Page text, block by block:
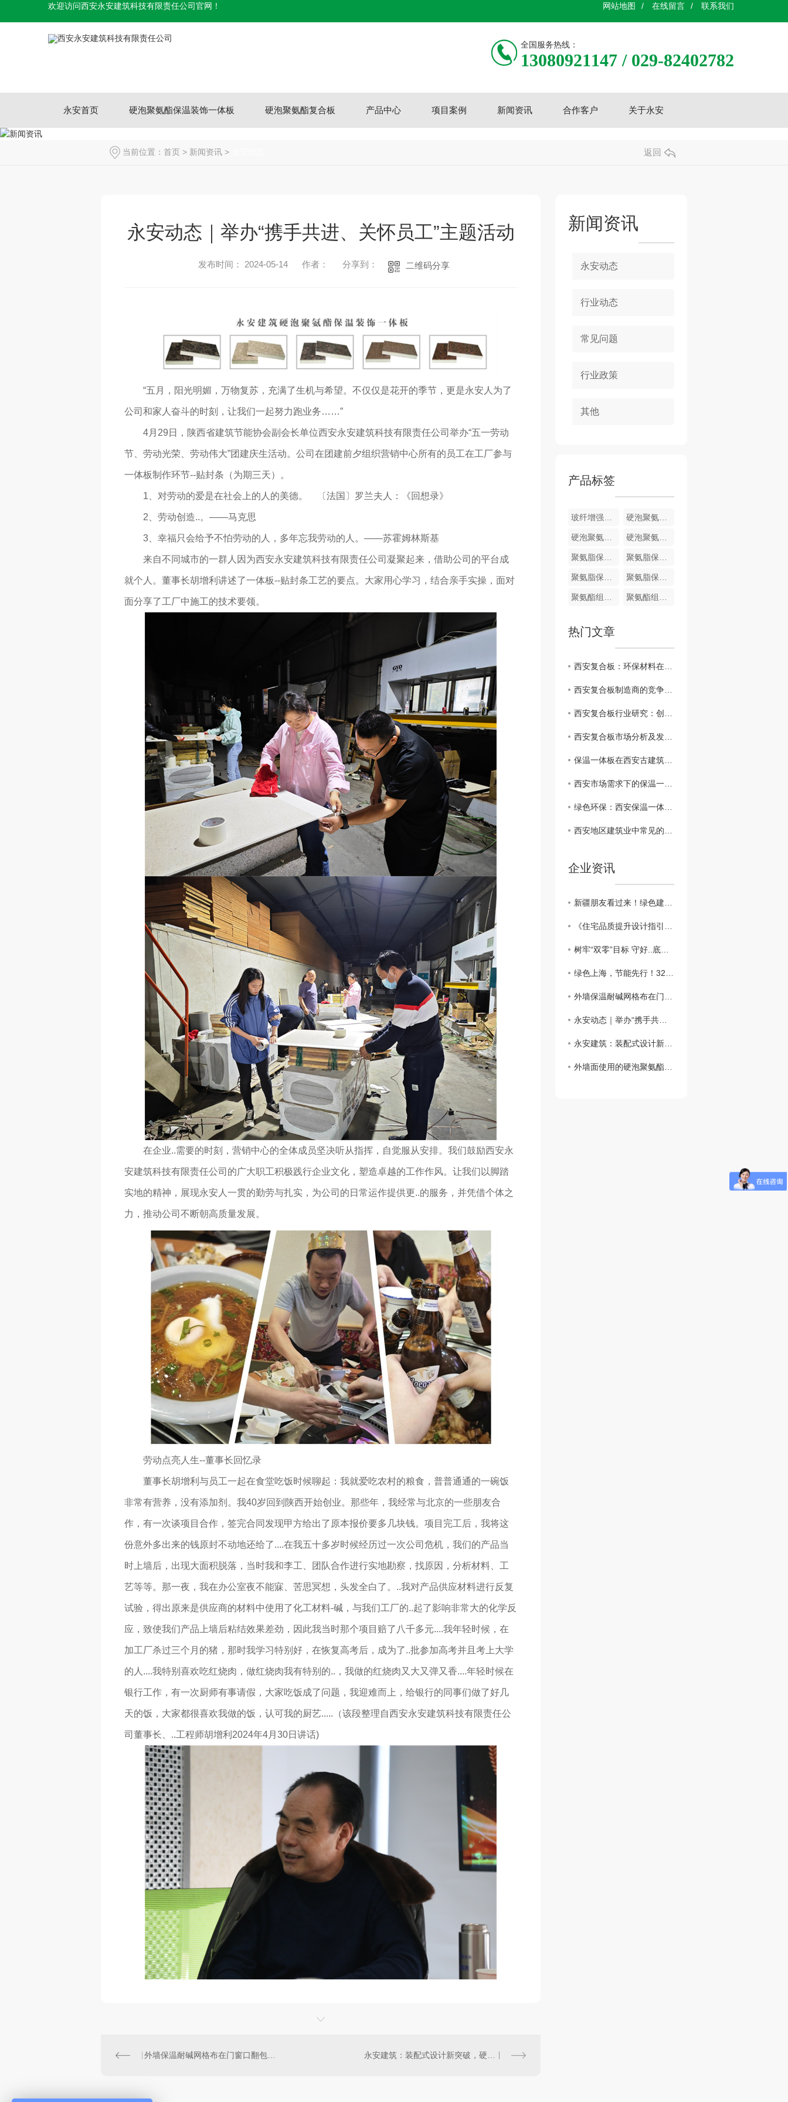
欢迎访问西安永安建筑科技有限责任公司官网！ 网站地图 / 在线留言 / 联系我们
全国服务热线：
13080921147 / 029-82402782
永安首页 硬泡聚氨酯保温装饰一体板 硬泡聚氨酯复合板 产品中心 项目案例 新闻资讯 合作客户 关于永安
当前位置： 首页 > 新闻资讯 > 返回
永安动态｜举办“携手共进、关怀员工”主题活动
发布时间： 2024-05-14 作者： 分享到： 二维码分享
“五月，阳光明媚，万物复苏，充满了生机与希望。不仅仅是花开的季节，更是永安人为了
公司和家人奋斗的时刻，让我们一起努力跑业务……”
4月29日，陕西省建筑节能协会副会长单位西安永安建筑科技有限责任公司举办“五一劳动
节、劳动光荣、劳动伟大”团建庆生活动。公司在团建前夕组织营销中心所有的员工在工厂参与
一体板制作环节--贴封条（为期三天）。
1、对劳动的爱是在社会上的人的美德。 〔法国〕罗兰夫人：《回想录》
2、劳动创造..。——马克思
3、幸福只会给予不怕劳动的人，多年忘我劳动的人。——苏霍姆林斯基
来自不同城市的一群人因为西安永安建筑科技有限责任公司凝聚起来，借助公司的平台成
就个人。董事长胡增利讲述了一体板--贴封条工艺的要点。大家用心学习，结合亲手实操，面对
面分享了工厂中施工的技术要领。
在企业..需要的时刻，营销中心的全体成员坚决听从指挥，自觉服从安排。我们鼓励西安永
安建筑科技有限责任公司的广大职工积极践行企业文化，塑造卓越的工作作风。让我们以脚踏
实地的精神，展现永安人一贯的勤劳与扎实，为公司的日常运作提供更..的服务，并凭借个体之
力，推动公司不断朝高质量发展。
劳动点亮人生--董事长回忆录
董事长胡增利与员工一起在食堂吃饭时候聊起：我就爱吃农村的粮食，普普通通的一碗饭
非常有营养，没有添加剂。我40岁回到陕西开始创业。那些年，我经常与北京的一些朋友合
作，有一次谈项目合作，签完合同发现甲方给出了原本报价要多几块钱。项目完工后，我将这
份意外多出来的钱原封不动地还给了....在我五十多岁时候经历过一次公司危机，我们的产品当
时上墙后，出现大面积脱落，当时我和李工、团队合作进行实地勘察，找原因，分析材料、工
艺等等。那一夜，我在办公室夜不能寐、苦思冥想，头发全白了。..我对产品供应材料进行反复
试验，得出原来是供应商的材料中使用了化工材料-碱，与我们工厂的..起了影响非常大的化学反
应，致使我们产品上墙后粘结效果差劲，因此我当时那个项目赔了八千多元....我年轻时候，在
加工厂杀过三个月的猪，那时我学习特别好，在恢复高考后，成为了..批参加高考并且考上大学
的人....我特别喜欢吃红烧肉，做红烧肉我有特别的..，我做的红烧肉又大又弹又香....年轻时候在
银行工作，有一次厨师有事请假，大家吃饭成了问题，我迎难而上，给银行的同事们做了好几
天的饭，大家都很喜欢我做的饭，认可我的厨艺.....（该段整理自西安永安建筑科技有限责任公
司董事长、..工程师胡增利2024年4月30日讲话)
外墙保温耐碱网格布在门窗口翻包做法？？ 永安建筑：装配式设计新突破，硬泡聚氨酯复合陶瓷薄板一体板方案，成本降低，施工效率高
新闻资讯
永安动态
行业动态
常见问题
行业政策
其他
产品标签
玻纤增强聚氨酯节能门窗 硬泡聚氨酯复合浅荔枝面陶瓷薄板保温装饰一体板
硬泡聚氨酯复合哑光面陶瓷薄板保温装饰一体板 硬泡聚氨酯陶瓷薄板一体板
聚氨脂保温装饰一体化板 聚氨脂保温装饰一体化板
聚氨脂保温装饰一体化板 聚氨脂保温装饰一体化板
聚氨酯组合料 聚氨酯组合料
热门文章
西安复合板：环保材料在建筑业的崭露头角
西安复合板制造商的竞争优势和挑战
西安复合板行业研究：创新技术与应用前景
西安复合板市场分析及发展趋势
保温一体板在西安古建筑修复中的应用实例分享
西安市场需求下的保温一体板生产和供应情况分析
绿色环保：西安保温一体板在建筑行业的可持续发展
西安地区建筑业中常见的保温一体板材料对比
企业资讯
新疆朋友看过来！绿色建筑新篇章：外墙外保温助力新疆可持续发展
​《住宅品质提升设计指引》：鼓励按照近零能耗建筑建设
树牢“双零”目标 守好..底线，做好外墙保温工程
绿色上海，节能先行！3200万平方米建筑穿上“保温外衣”，外墙保温材料助力城市绿色发展
外墙保温耐碱网格布在门窗口翻包做法？？
永安动态｜举办“携手共进、关怀员工”主题活动
永安建筑：装配式设计新突破，硬泡聚氨酯复合陶瓷薄板一体板方案，成本降低，施工效率高
外墙面使用的硬泡聚氨酯复合陶瓷薄板一体板有何魅力？